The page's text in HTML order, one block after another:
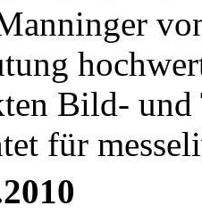
Bild- und
für